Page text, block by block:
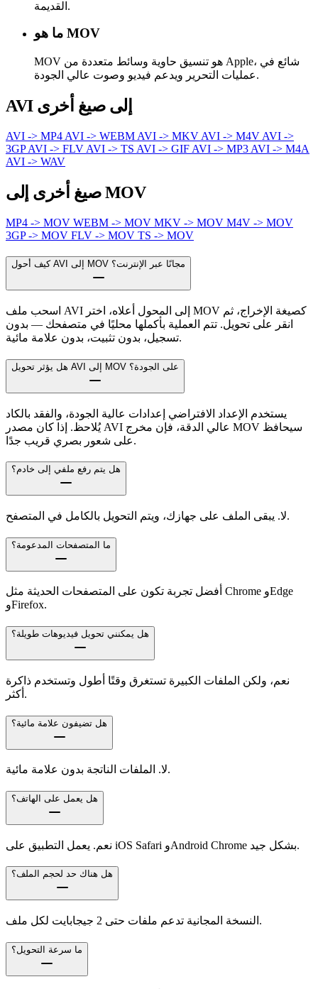
القديمة.
ما هو MOV
MOV هو تنسيق حاوية وسائط متعددة من Apple، شائع في
عمليات التحرير ويدعم فيديو وصوت عالي الجودة.
AVI إلى صيغ أخرى
AVI -> MP4 AVI -> WEBM AVI -> MKV AVI -> M4V AVI ->
3GPAVI -> FLV AVI -> TS AVI -> GIF AVI -> MP3 AVI -> M4A
AVI -> WAV
صيغ أخرى إلى MOV
MP4 -> MOV WEBM -> MOV MKV -> MOV M4V -> MOV
3GP -> MOV FLV -> MOV TS -> MOV
كيف أحول AVI إلى MOV مجانًا عبر الإنترنت؟
اسحب ملف AVI إلى المحول أعلاه، اختر MOV كصيغة الإخراج، ثم
انقر على تحويل. تتم العملية بأكملها محليًا في متصفحك — بدون
تسجيل، بدون تثبيت، بدون علامة مائية.
هل يؤثر تحويل AVI إلى MOV على الجودة؟
يستخدم الإعداد الافتراضي إعدادات عالية الجودة، والفقد بالكاد
يُلاحظ. إذا كان مصدر AVI عالي الدقة، فإن مخرج MOV سيحافظ
على شعور بصري قريب جدًا.
هل يتم رفع ملفي إلى خادم؟
لا. يبقى الملف على جهازك، ويتم التحويل بالكامل في المتصفح.
ما المتصفحات المدعومة؟
أفضل تجربة تكون على المتصفحات الحديثة مثل Chrome وEdge
وFirefox.
هل يمكنني تحويل فيديوهات طويلة؟
نعم، ولكن الملفات الكبيرة تستغرق وقتًا أطول وتستخدم ذاكرة
أكثر.
هل تضيفون علامة مائية؟
لا. الملفات الناتجة بدون علامة مائية.
هل يعمل على الهاتف؟
نعم. يعمل التطبيق على iOS Safari وAndroid Chrome بشكل جيد.
هل هناك حد لحجم الملف؟
النسخة المجانية تدعم ملفات حتى 2 جيجابايت لكل ملف.
ما سرعة التحويل؟